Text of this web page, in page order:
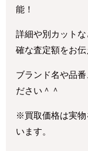
能！
詳細や別カット
確な査定額をお伝
ブランド名や品
ださい＾＾
※買取価格は実物
います。